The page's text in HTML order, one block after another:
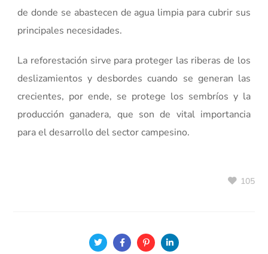
de donde se abastecen de agua limpia para cubrir sus
principales necesidades.
La reforestación sirve para proteger las riberas de los
deslizamientos y desbordes cuando se generan las
crecientes, por ende, se protege los sembríos y la
producción ganadera, que son de vital importancia
para el desarrollo del sector campesino.
105